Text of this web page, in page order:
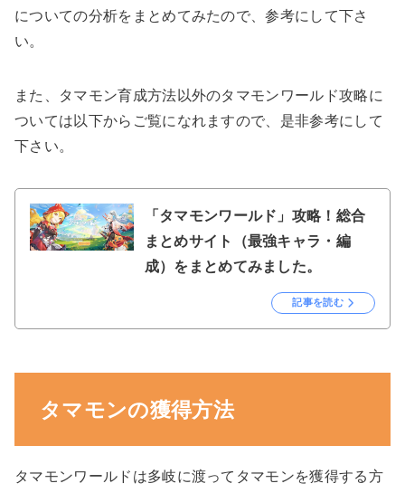
についての分析をまとめてみたので、参考にして下さ
い。
また、タマモン育成方法以外のタマモンワールド攻略に
ついては以下からご覧になれますので、是非参考にして
下さい。
「タマモンワールド」攻略！総合
まとめサイト（最強キャラ・編
成）をまとめてみました。
記事を読む
タマモンの獲得方法
タマモンワールドは多岐に渡ってタマモンを獲得する方